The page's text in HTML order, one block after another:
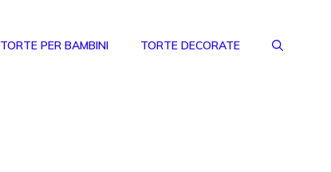
TORTE PER BAMBINI TORTE DECORATE